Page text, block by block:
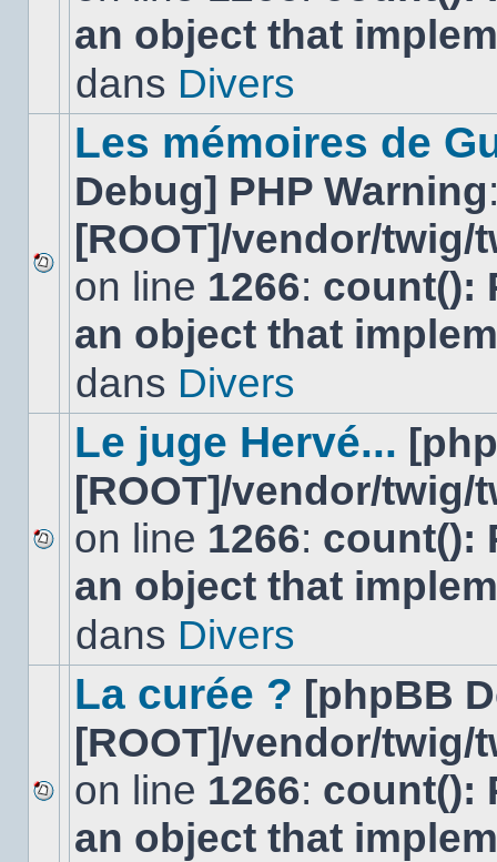
message
non-
dans
an object that
dans Divers
Aucun
nouveau
message
non-
dans
Les mémoires de
Debug] PHP Warning
[ROOT]/vendor/
on line 1266: count():
an object that
dans Divers
Aucun
nouveau
message
Le juge Hervé...
[ROOT]/vendor/
on line 1266: count():
an object that
dans Divers
Aucun
nouveau
message
La curée ? [phpBB
[ROOT]/vendor/
on line 1266: count():
an object that